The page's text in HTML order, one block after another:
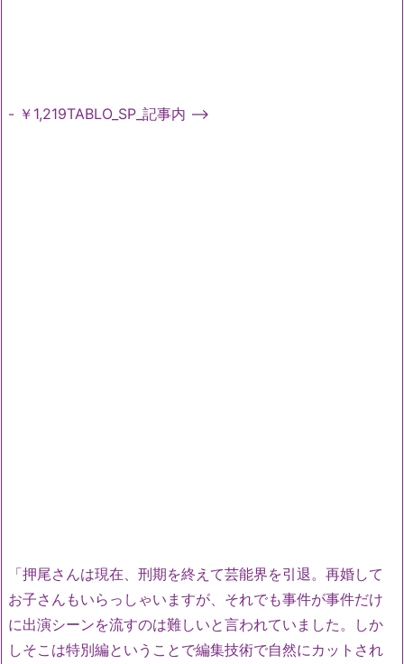
- ￥1,219TABLO_SP_記事内 -->
「押尾さんは現在、刑期を終えて芸能界を引退。再婚して
お子さんもいらっしゃいますが、それでも事件が事件だけ
に出演シーンを流すのは難しいと言われていました。しか
しそこは特別編ということで編集技術で自然にカットされ